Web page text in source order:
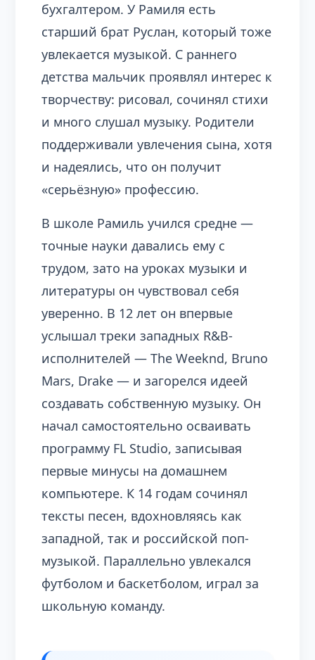
бухгалтером. У Рамиля есть
старший брат Руслан, который тоже
увлекается музыкой. С раннего
детства мальчик проявлял интерес к
творчеству: рисовал, сочинял стихи
и много слушал музыку. Родители
поддерживали увлечения сына, хотя
и надеялись, что он получит
«серьёзную» профессию.
В школе Рамиль учился средне —
точные науки давались ему с
трудом, зато на уроках музыки и
литературы он чувствовал себя
уверенно. В 12 лет он впервые
услышал треки западных R&B-
исполнителей — The Weeknd, Bruno
Mars, Drake — и загорелся идеей
создавать собственную музыку. Он
начал самостоятельно осваивать
программу FL Studio, записывая
первые минусы на домашнем
компьютере. К 14 годам сочинял
тексты песен, вдохновляясь как
западной, так и российской поп-
музыкой. Параллельно увлекался
футболом и баскетболом, играл за
школьную команду.